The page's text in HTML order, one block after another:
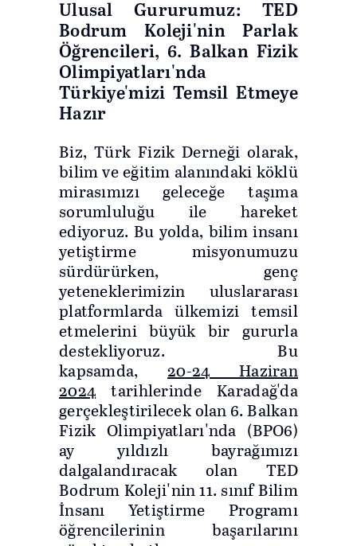
Ulusal Gururumuz: TED
Bodrum Koleji'nin Parlak
Öğrencileri, 6. Balkan Fizik
Olimpiyatları'nda
Türkiye'mizi Temsil Etmeye
Hazır
Biz, Türk Fizik Derneği olarak,
bilim ve eğitim alanındaki köklü
mirasımızı geleceğe taşıma
sorumluluğu ile hareket
ediyoruz. Bu yolda, bilim insanı
yetiştirme misyonumuzu
sürdürürken, genç
yeteneklerimizin uluslararası
platformlarda ülkemizi temsil
etmelerini büyük bir gururla
destekliyoruz. Bu
kapsamda,20-24 Haziran
2024 tarihlerinde Karadağ'da
gerçekleştirilecek olan 6. Balkan
Fizik Olimpiyatları'nda (BPO6)
ay yıldızlı bayrağımızı
dalgalandıracak olan TED
Bodrum Koleji'nin 11. sınıf Bilim
İnsanı Yetiştirme Programı
öğrencilerinin başarılarını